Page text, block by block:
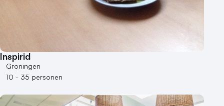
Inspirid
Groningen
10 - 35 personen